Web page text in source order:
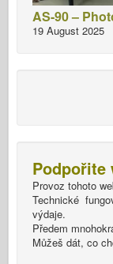
AS-90 –
19 August 2025
Podpořite
Provoz tohoto
Technické
výdaje.
Předem
Můžeš dát, co